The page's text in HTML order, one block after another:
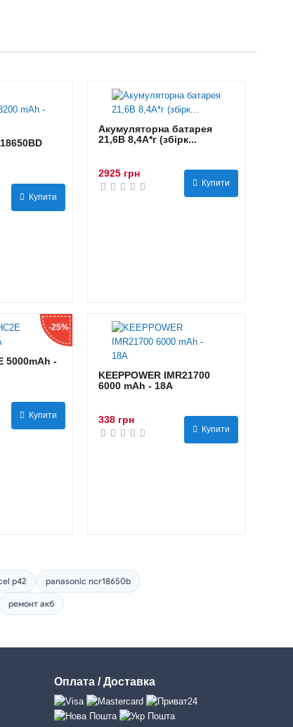
Купити
Акумуляторна батарея
21,6В 8,4A*г (збірк...
2925 грн
Купити
-25%
5000mAh -
Купити
KEEPPOWER IMR21700
6000 mAh - 18А
338 грн
Купити
p42 panasonic ncr18650b
ремонт акб
Оплата / Доставка